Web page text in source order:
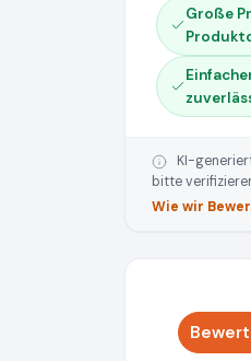
Große
KI-
bitte
Wie wir